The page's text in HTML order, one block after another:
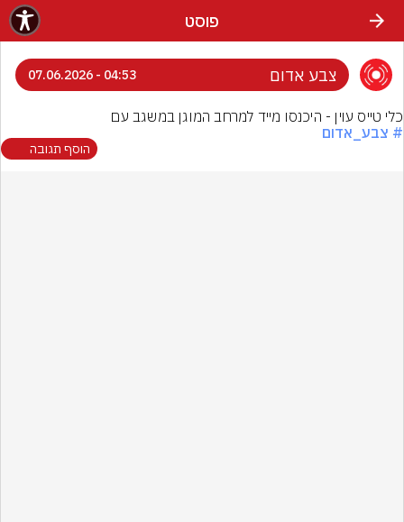
פוסט
צבע אדום 04:53 - 07.06.2026
כלי טייס עוין - היכנסו מייד למרחב המוגן במשגב עם
# צבע_אדום
הוסף תגובה